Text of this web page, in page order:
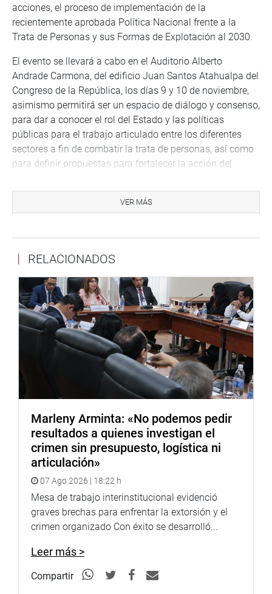
acciones, el proceso de implementación de la
recientemente aprobada Política Nacional frente a la
Trata de Personas y sus Formas de Explotación al 2030.
El evento se llevará a cabo en el Auditorio Alberto
Andrade Carmona, del edificio Juan Santos Atahualpa del
Congreso de la República, los días 9 y 10 de noviembre,
asimismo permitirá ser un espacio de diálogo y consenso,
para dar a conocer el rol del Estado y las políticas
públicas para el trabajo articulado entre los diferentes
sectores a fin de combatir la trata de personas, así como
para definir propuestas para fortalecer la acción del
El congresista Américo Gonza Castillo resalta la
importancia de sumar esfuerzos desde todos los
el terrible flagelo de la trata de personas.
Lima, 8 de noviembre de 2021
DESPACHO CONGRESAL
VER MÁS
RELACIONADOS
Marleny Arminta: «No podemos pedir
resultados a quienes investigan el
crimen sin presupuesto, logística ni
articulación»
07 Ago 2026 | 18:22 h
Mesa de trabajo interinstitucional evidenció
graves brechas para enfrentar la extorsión y el
crimen organizado Con éxito se desarrolló...
Leer más >
Compartir